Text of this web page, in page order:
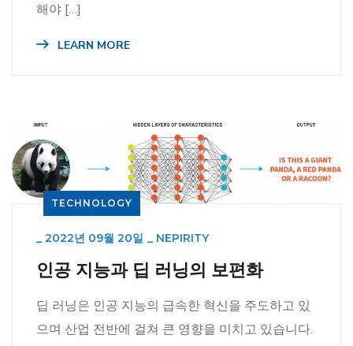
해야 […]
LEARN MORE
TECHNOLOGY
_ 2022년 09월 20일 _ NEPIRITY
인공 지능과 딥 러닝의 보편화
딥 러닝은 인공 지능의 급속한 혁신을 주도하고 있
으며 산업 전반에 걸쳐 큰 영향을 미치고 있습니다.